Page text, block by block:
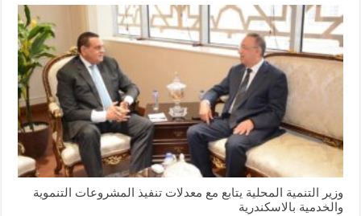
وزير التنمية المحلية يتابع مع معدلات تنفيذ المشروعات التنموية
والخدمية بالاسكندرية